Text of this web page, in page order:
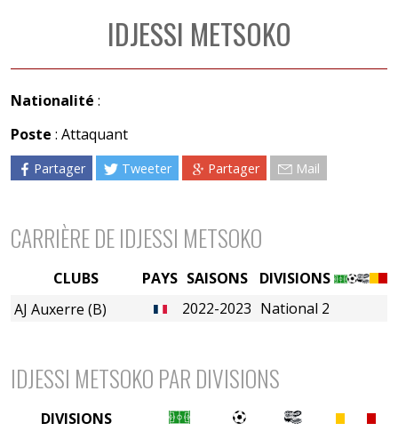
IDJESSI METSOKO
Nationalité :
Poste : Attaquant
Partager Tweeter Partager Mail
CARRIÈRE DE IDJESSI METSOKO
PAYS SAISONS
DIVISIONS
2022-2023 National 2
CLUBS
AJ Auxerre (B)
IDJESSI METSOKO PAR DIVISIONS
DIVISIONS